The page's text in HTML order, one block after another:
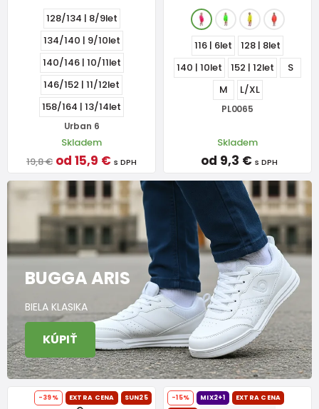
128/134 | 8/9let
134/140 | 9/10let
140/146 | 10/11let
146/152 | 11/12let
158/164 | 13/14let
Urban 6
Skladem
19,8 € od 15,9 € s DPH
116 | 6let
128 | 8let
140 | 10let
152 | 12let
S
M
L/XL
PL0065
Skladem
od 9,3 € s DPH
BUGGA ARIS
BIELA KLASIKA
KÚPIŤ
-39% EXTRA CENA SUN25 -15% MIX2+1
EXTRA CENA